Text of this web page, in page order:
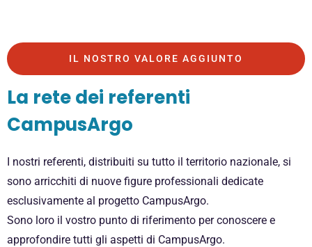
IL NOSTRO VALORE AGGIUNTO
La rete dei referenti
CampusArgo
I nostri referenti, distribuiti su tutto il territorio nazionale, si
sono arricchiti di nuove figure professionali dedicate
esclusivamente al progetto CampusArgo.
Sono loro il vostro punto di riferimento per conoscere e
approfondire tutti gli aspetti di CampusArgo.